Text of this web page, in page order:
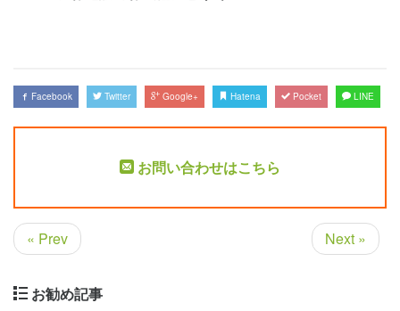
Facebook Twitter Google+ Hatena Pocket LINE
お問い合わせはこちら
« Prev Next »
お勧め記事